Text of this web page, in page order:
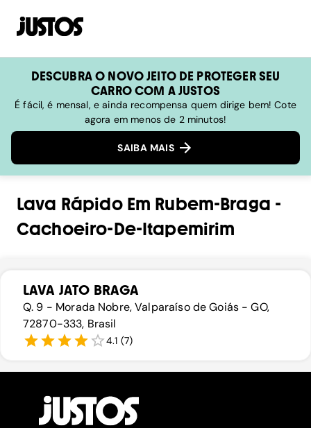
DESCUBRA O NOVO JEITO DE PROTEGER SEU
CARRO COM A JUSTOS
É fácil, é mensal, e ainda recompensa quem dirige bem! Cote
agora em menos de 2 minutos!
SAIBA MAIS
Lava RápidoEm Rubem-Braga -
Cachoeiro-De-Itapemirim
LAVA JATO BRAGA
Q. 9 - Morada Nobre, Valparaíso de Goiás - GO,
72870-333, Brasil
4.1 (7)